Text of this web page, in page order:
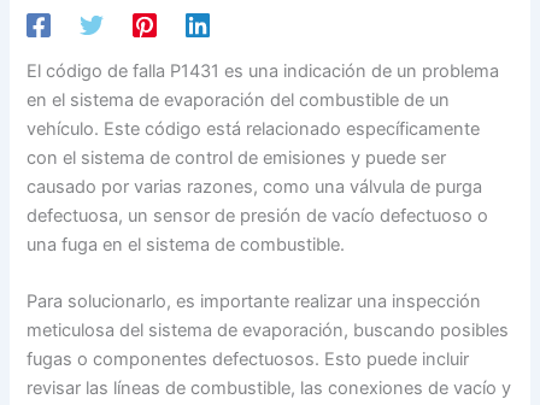
El código de falla P1431 es una indicación de un problema
en el sistema de evaporación del combustible de un
vehículo. Este código está relacionado específicamente
con el sistema de control de emisiones y puede ser
causado por varias razones, como una válvula de purga
defectuosa, un sensor de presión de vacío defectuoso o
una fuga en el sistema de combustible.
Para solucionarlo, es importante realizar una inspección
meticulosa del sistema de evaporación, buscando posibles
fugas o componentes defectuosos. Esto puede incluir
revisar las líneas de combustible, las conexiones de vacío y